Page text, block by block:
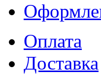
Оплата
Доставка